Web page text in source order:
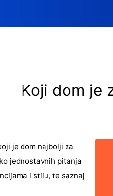
Koji dom je
je dom najbolji za
jednostavnih pitanja
i stilu, te saznaj